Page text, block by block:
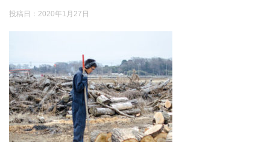
投稿日： 2020年1月27日